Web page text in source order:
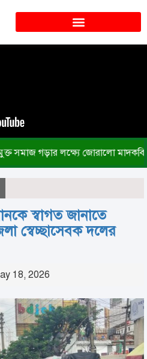
সমাজ গড়ার লক্ষ্যে জোরালো
স্বাগত জানাতে
স্বেচ্ছাসেবক দলের
18, 2026